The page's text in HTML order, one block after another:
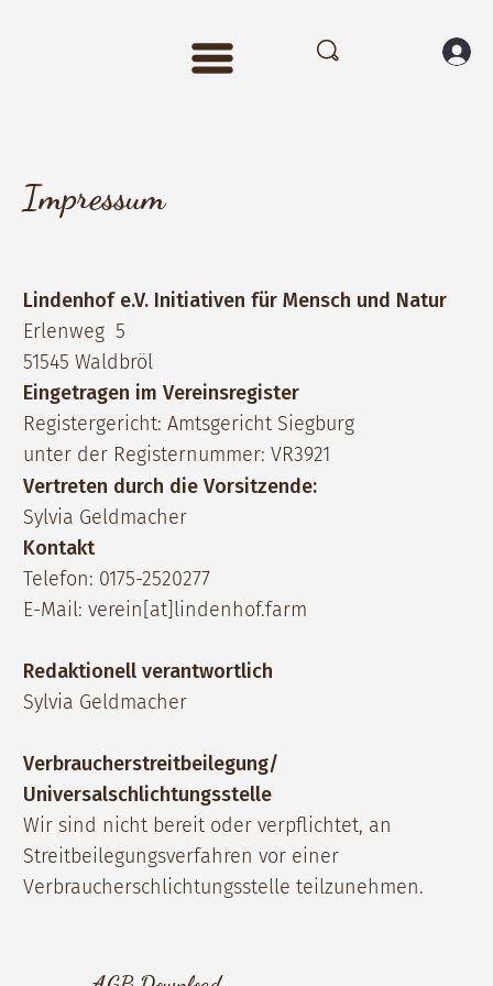
Impressum
Lindenhof e.V. Initiativen für Mensch und Natur
Erlenweg 5
51545 Waldbröl
Eingetragen im Vereinsregister
Registergericht: Amtsgericht Siegburg
unter der Registernummer: VR3921
Vertreten durch die Vorsitzende:
Sylvia Geldmacher
Kontakt
Telefon: 0175-2520277
E-Mail: verein[at]lindenhof.farm
Redaktionell verantwortlich
Sylvia Geldmacher
Verbraucherstreitbeilegung/
Universalschlichtungsstelle
Wir sind nicht bereit oder verpflichtet, an
Streitbeilegungsverfahren vor einer
Verbraucherschlichtungsstelle teilzunehmen.